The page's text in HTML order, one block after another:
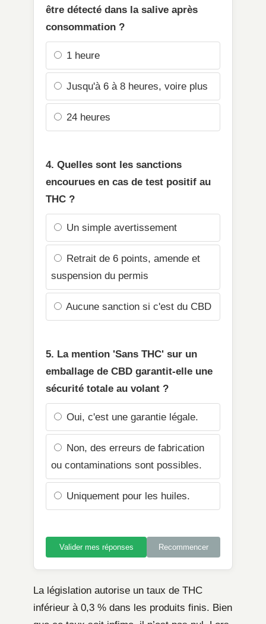
être détecté dans la salive après
consommation ?
1 heure
Jusqu'à 6 à 8 heures, voire plus
24 heures
4. Quelles sont les sanctions
encourues en cas de test positif au
THC ?
Un simple avertissement
Retrait de 6 points, amende et
suspension du permis
Aucune sanction si c'est du CBD
5. La mention 'Sans THC' sur un
emballage de CBD garantit-elle une
sécurité totale au volant ?
Oui, c'est une garantie légale.
Non, des erreurs de fabrication
ou contaminations sont possibles.
Uniquement pour les huiles.
Valider mes réponses Recommencer
La législation autorise un taux de THC
inférieur à 0,3 % dans les produits finis. Bien